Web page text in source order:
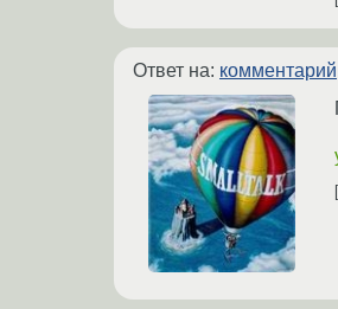
Ответ на: комментарий